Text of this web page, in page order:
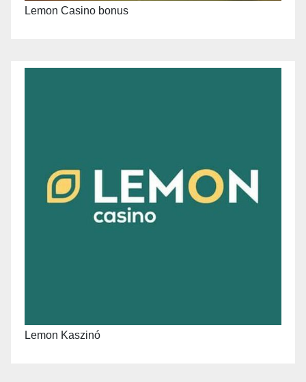
Lemon Casino bonus
Lemon Kaszinó